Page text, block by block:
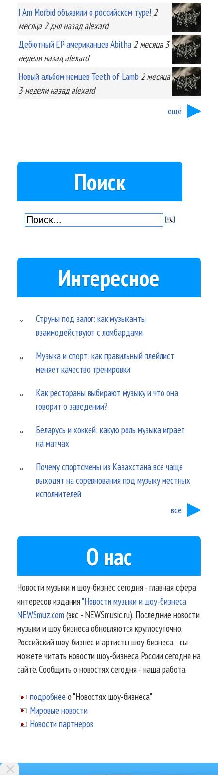
I Am Morbid объявили о российском туре! 2
месяца 2 дняназад alexard
Дебютный EP американцев Abitha 2 месяца 3
неделиназад alexard
Новый альбом немцев Teeth of Lamb 2 месяца
3 неделиназад alexard
ещё
Поиск
Интересное
Струны под залог: как музыканты
взаимодействуют с ломбардами
Музыка и спорт: как правильный плейлист
меняет качество тренировки
Как рестораны выбирают музыку и что она
говорит о заведении?
Беларусь и хоккей: какую роль музыка играет
на матчах
Почему спортсмены из Казахстана все чаще
выходят на соревнования под музыку местных
исполнителей
все
О нас
Новости музыки и шоу-бизнес сегодня - главная сфера
интересов издания"Новости музыки и шоу-бизнеса
NEWSmuz.com(экс - NEWSmusic.ru). Последние новости
музыки и шоу бизнеса обновляются круглосуточно.
Российский шоу-бизнес и артисты шоу-бизнеса - вы
можете читать новости шоу-бизнеса России сегодня на
сайте. Сообщить о новостях сегодня - наша работа.
подробнее о "Новостях шоу-бизнеса"
Мировые новости
Новости партнеров